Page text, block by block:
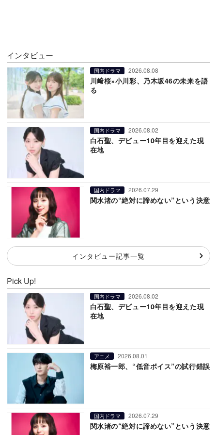
インタビュー
国内ドラマ 2026.08.08
川﨑桜×小川彩、乃木坂46の未来を語
る
国内ドラマ 2026.08.02
白石聖、デビュー10年目を迎えた現
在地
国内ドラマ 2026.07.29
関水渚の“絶対に諦めない”という決意
インタビュー記事一覧
Pick Up!
国内ドラマ 2026.08.02
白石聖、デビュー10年目を迎えた現
在地
アニメ 2026.08.01
梅原裕一郎、“低音ボイス”の試行錯誤
国内ドラマ 2026.07.29
関水渚の“絶対に諦めない”という決意